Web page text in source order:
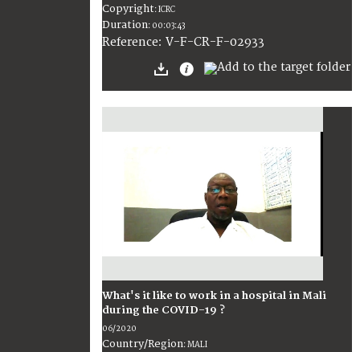
Copyright:ICRC
Duration: 00:03:43
Reference: V-F-CR-F-02933
What's it like to work in a hospital in Mali
during the COVID-19 ?
06/2020
Country/Region:MALI